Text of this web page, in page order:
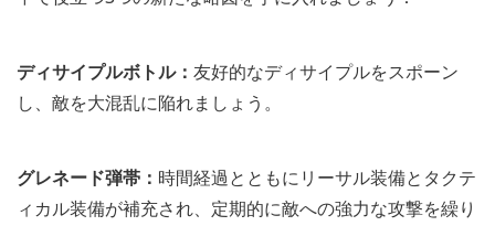
ディサイプルボトル： 友好的なディサイプルをスポーン
し、敵を大混乱に陥れましょう。
グレネード弾帯： 時間経過とともにリーサル装備とタクテ
ィカル装備が補充され、定期的に敵への強力な攻撃を繰り